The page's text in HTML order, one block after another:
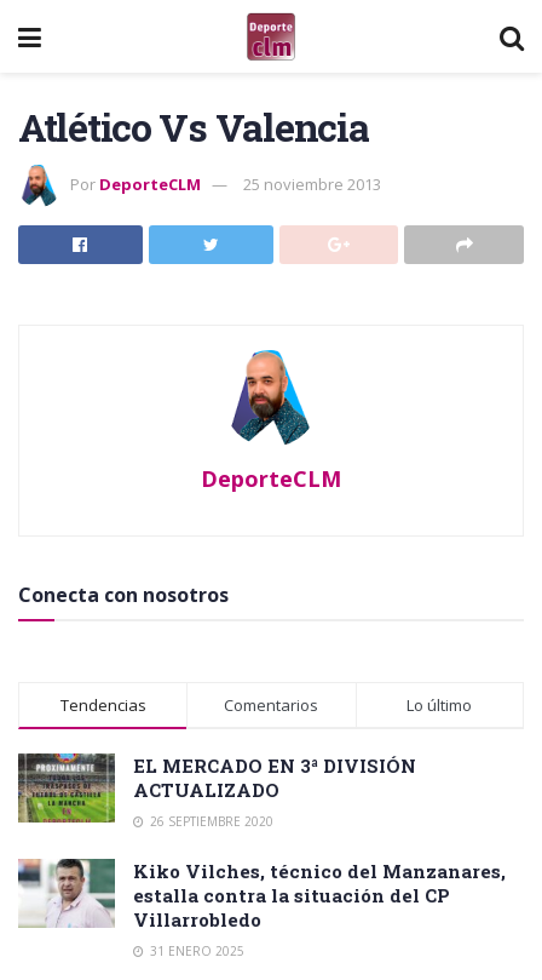
Atlético Vs Valencia
Por DeporteCLM 25 noviembre 2013
DeporteCLM
Conecta con nosotros
Tendencias Comentarios Lo último
EL MERCADO EN 3ª DIVISIÓN
ACTUALIZADO
26 SEPTIEMBRE 2020
Kiko Vilches, técnico del Manzanares,
estalla contra la situación del CP
Villarrobledo
31 ENERO 2025